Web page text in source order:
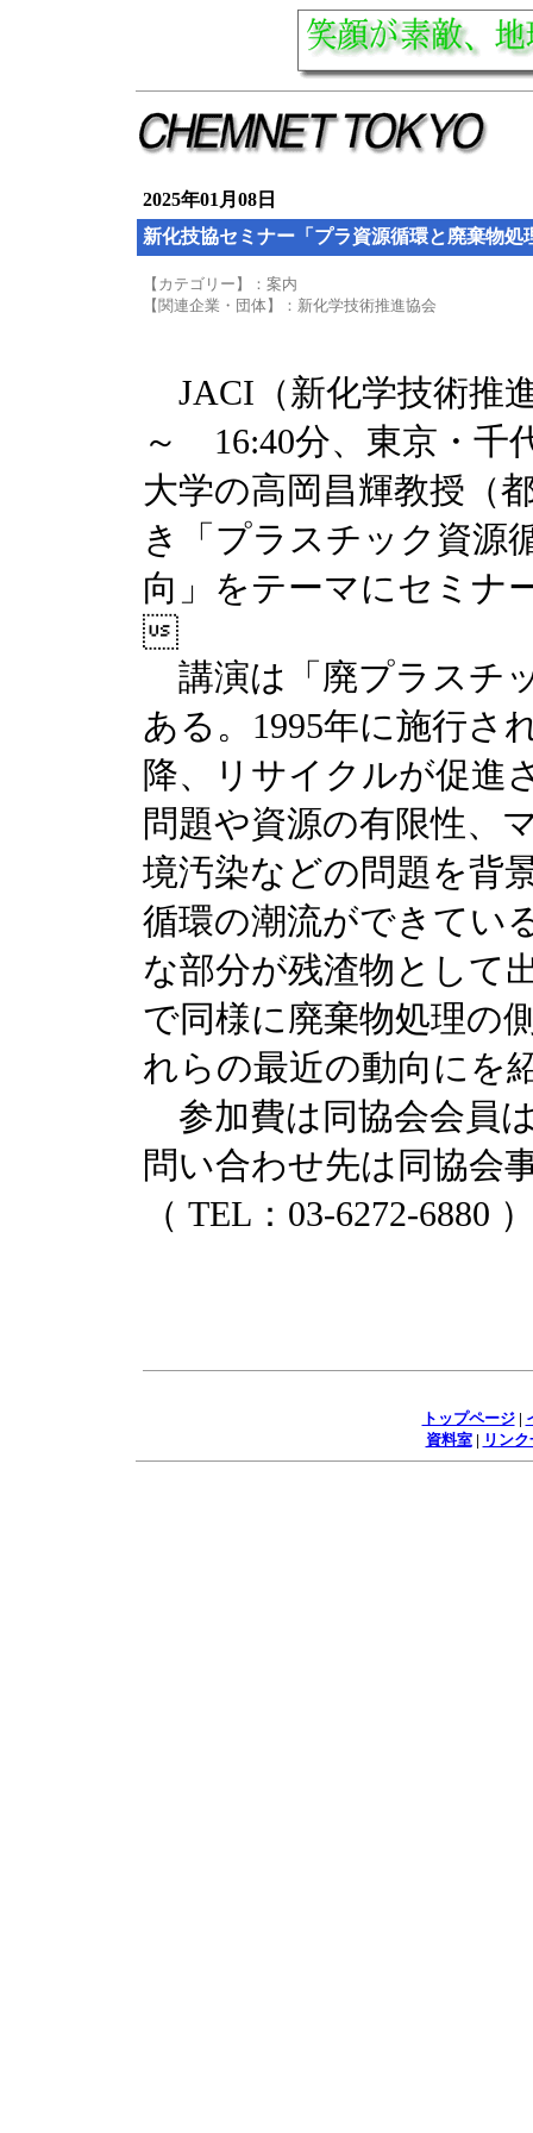
2025年01月08日
新化技協セミナー「プラ資源循環と廃棄物処
【カテゴリー】：案内
【関連企業・団体】：新化学技術推進協会
JACI（新化学技術
～ 16:40分、東京・千
大学の高岡昌輝教授（
き「プラスチック資源
向」をテーマにセミナ
講演は「廃プラスチ
ある。1995年に施行さ
降、リサイクルが促進
問題や資源の有限性、
境汚染などの問題を背
循環の潮流ができてい
な部分が残渣物として
で同様に廃棄物処理の
れらの最近の動向にを
参加費は同協会会員
問い合わせ先は同協会
（ TEL：03-6272-
トップページ|
資料室| リン